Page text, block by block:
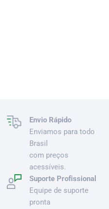
Envio Rápido
Enviamos para todo
Brasil
com preços
acessíveis.
Suporte Profissional
Equipe de suporte
pronta